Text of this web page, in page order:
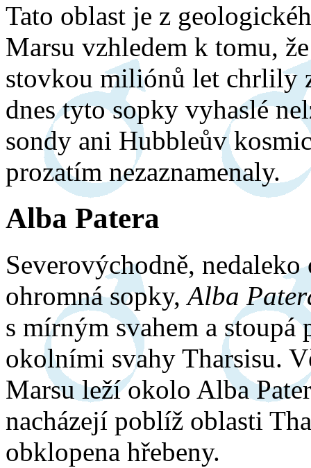
Tato oblast je z
Marsu vzhledem k tomu,
stovkou miliónů let chrlily
dnes tyto sopky vyhaslé
sondy ani Hubbleův
prozatím nezaznamenaly.
Alba Patera
Severovýchodně,
ohromná sopky,Alba
s mírným svahem a
okolními svahy Tharsisu.
Marsu leží okolo Alba
nacházejí poblíž oblasti
obklopena hřebeny.